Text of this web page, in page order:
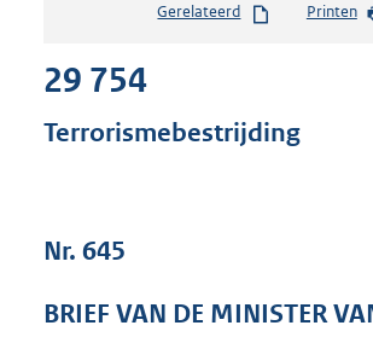
s
e
Gerelateerd Printen
29 754
Terrorismebestrijding
Nr. 645
BRIEF VAN DE MINISTER